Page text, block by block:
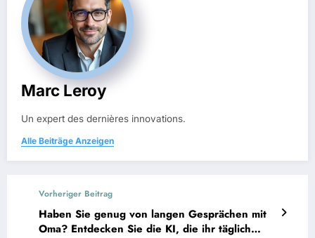
Marc Leroy
Un expert des dernières innovations.
Alle Beiträge Anzeigen
Vorheriger Beitrag
Haben Sie genug von langen Gesprächen mit
Oma? Entdecken Sie die KI, die ihr täglich